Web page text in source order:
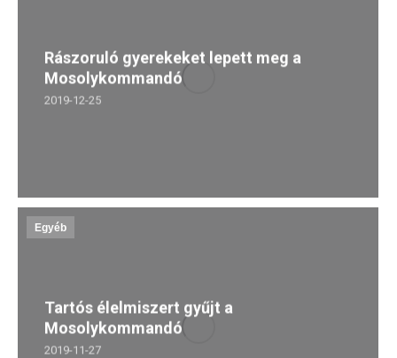
Rászoruló gyerekeket lepett meg a
Mosolykommandó
2019-12-25
Egyéb
Tartós élelmiszert gyűjt a
Mosolykommandó
2019-11-27